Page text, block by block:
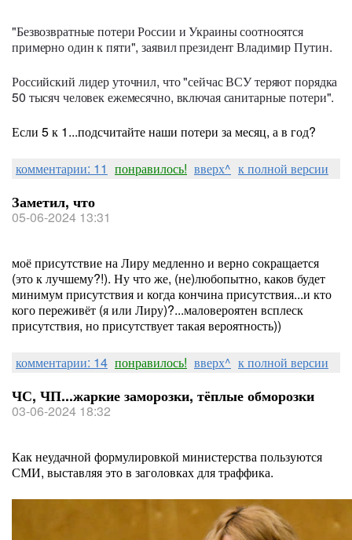
"Безвозвратные потери России и Украины соотносятся
примерно один к пяти", заявил президент Владимир Путин.
Российский лидер уточнил, что "сейчас ВСУ теряют порядка
50 тысяч человек ежемесячно, включая санитарные потери".
Если 5 к 1...подсчитайте наши потери за месяц, а в год?
комментарии: 11 понравилось! вверх^ к полной версии
Заметил, что
05-06-2024 13:31
моё присутствие на Лиру медленно и верно сокращается
(это к лучшему?!). Ну что же, (не)любопытно, каков будет
минимум присутствия и когда кончина присутствия...и кто
кого переживёт (я или Лиру)?...маловероятен всплеск
присутствия, но присутствует такая вероятность))
комментарии: 14 понравилось! вверх^ к полной версии
ЧС, ЧП...жаркие заморозки, тёплые обморозки
03-06-2024 18:32
Как неудачной формулировкой министерства пользуются
СМИ, выставляя это в заголовках для траффика.